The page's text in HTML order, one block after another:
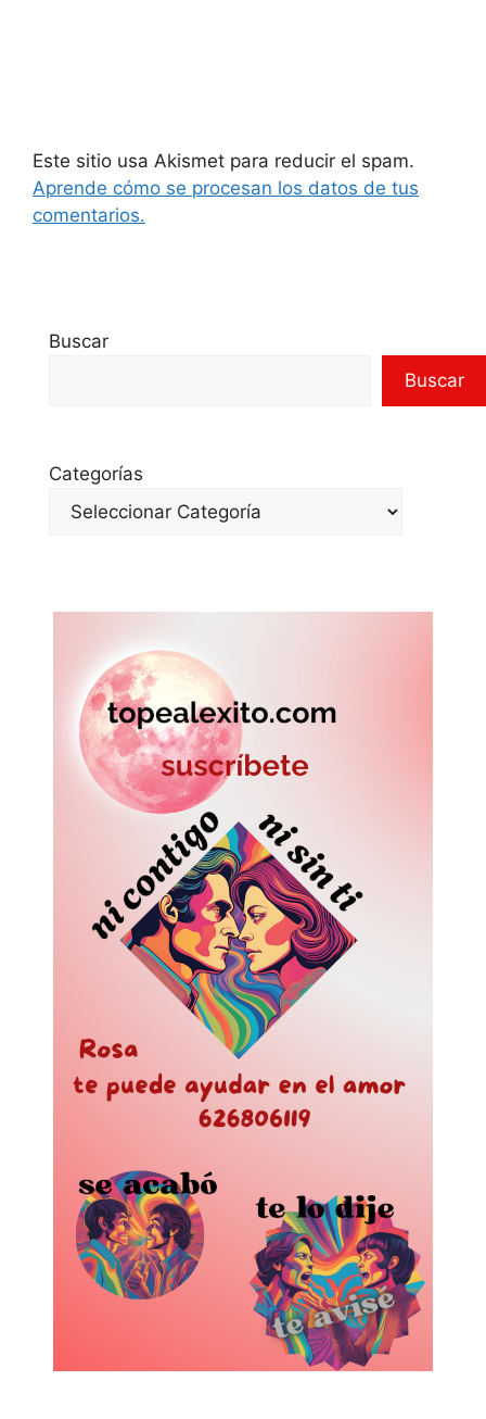
Este sitio usa Akismet para reducir el spam.
Aprende cómo se procesan los datos de tus
comentarios.
Buscar
Buscar
Categorías